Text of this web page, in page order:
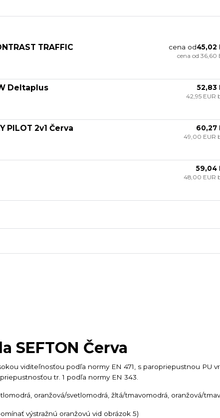
TRAFFIC
cena od45,02
cena od 36,60
Deltaplus 52,83
42,95 EUR
PILOT 2v1 Červa 60,27
49,00 EUR
59,04
48,00 EUR
SEFTON Červa
viditeľnosťou podľa normy EN 471, s paropriepustnou PU
tr. 1 podľa normy EN 343.
oranžová/svetlomodrá, žltá/tmavomodrá, oranžová/
výstražnú oranžovú vid obrázok 5)